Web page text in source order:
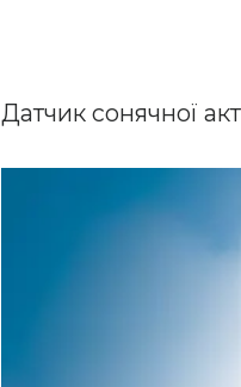
Датчик сонячної